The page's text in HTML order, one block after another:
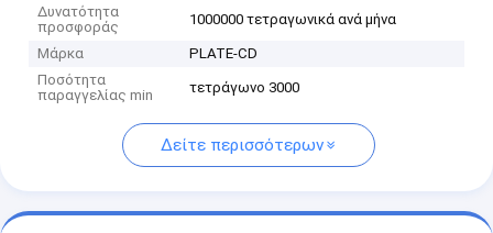
Δυνατότητα
προσφοράς
1000000 τετραγωνικά ανά μήνα
Μάρκα
PLATE-CD
Ποσότητα
παραγγελίας min
τετράγωνο 3000
Δείτε περισσότερων